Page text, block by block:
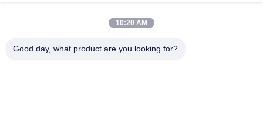
Abonnez-vous à notre newsletter pour des réductions et plus
10:20 AM
Good day, what product are you looking for?